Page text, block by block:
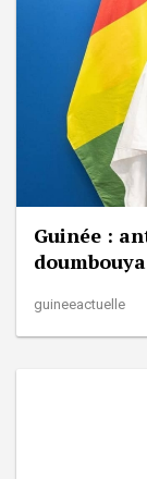
Guinée :
guineeactuelle